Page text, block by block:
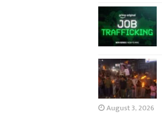
August 3, 2026